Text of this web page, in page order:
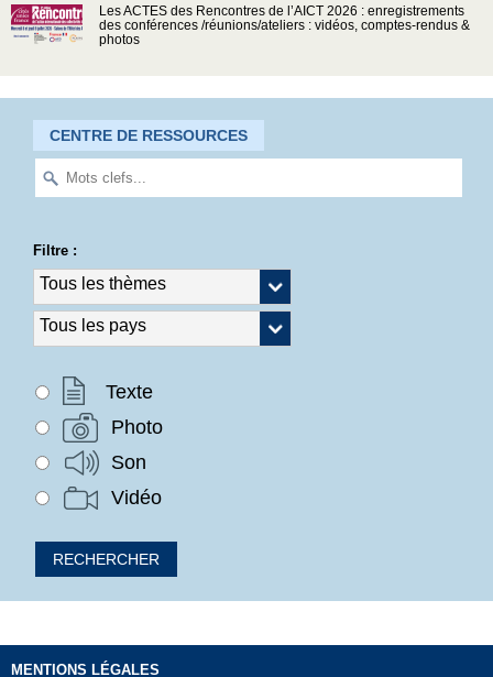
Les ACTES des Rencontres de l’AICT 2026 : enregistrements
des conférences /réunions/ateliers : vidéos, comptes-rendus &
photos
CENTRE DE RESSOURCES
Filtre :
Texte
Photo
Son
Vidéo
MENTIONS LÉGALES